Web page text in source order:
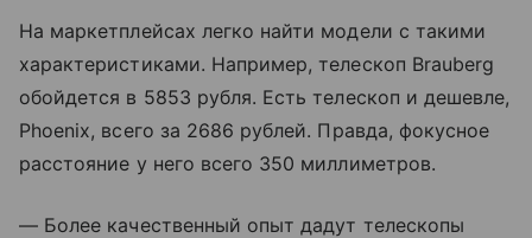
На маркетплейсах легко найти модели с такими
характеристиками. Например, телескоп Brauberg
обойдется в 5853 рубля. Есть телескоп и дешевле,
Phoenix, всего за 2686 рублей. Правда, фокусное
расстояние у него всего 350 миллиметров.
— Более качественный опыт дадут телескопы